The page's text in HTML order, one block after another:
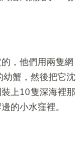
，他們用兩隻網
蟹，然後把它沈
上10隻深海裡那
的小水窪裡。